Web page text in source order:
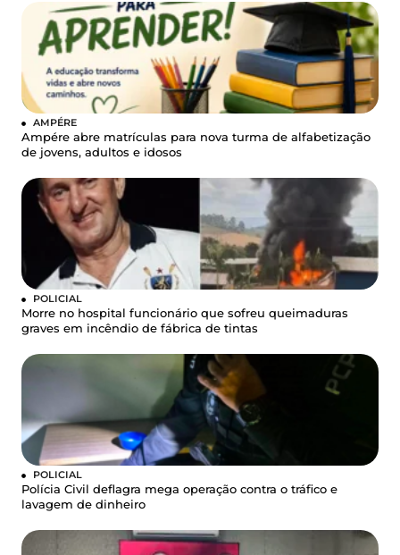
AMPÉRE
Ampére abre matrículas para nova turma de alfabetização
de jovens, adultos e idosos
POLICIAL
Morre no hospital funcionário que sofreu queimaduras
graves em incêndio de fábrica de tintas
POLICIAL
Polícia Civil deflagra mega operação contra o tráfico e
lavagem de dinheiro